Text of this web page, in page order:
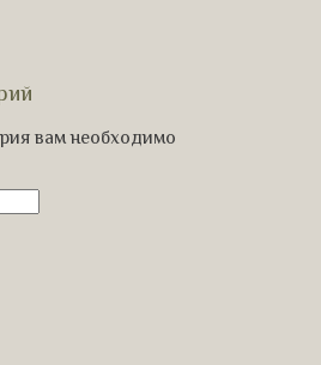
вам необходимо